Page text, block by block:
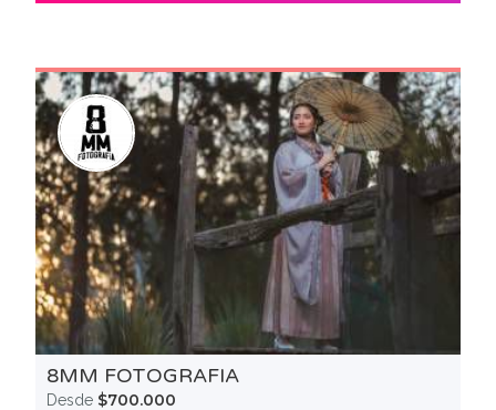
8MM FOTOGRAFIA
Desde $700.000